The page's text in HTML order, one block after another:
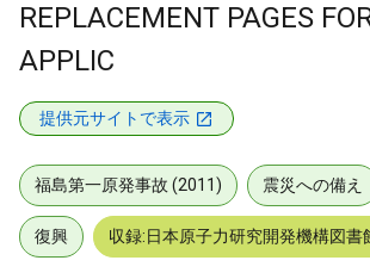
REPLACEMENT PAGES
APPLIC
提供元サイトで表示
福島第一原発事故 (2011) 震災への備え
復興 収録:日本原子力研究開発機構図書